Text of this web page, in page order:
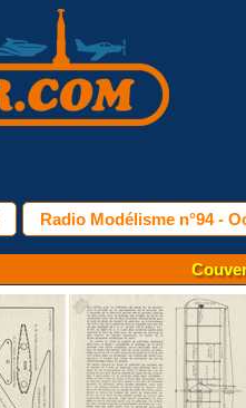
Radio Modélisme n°94 -